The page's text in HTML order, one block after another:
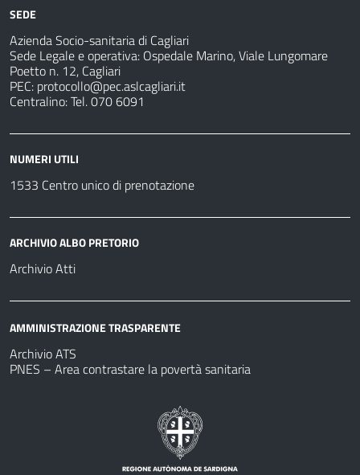
sanitarie
SEDE
Azienda Socio-sanitaria di Cagliari
Sede Legale e operativa: Ospedale Marino, Viale Lungomare
Poetto n. 12, Cagliari
PEC: protocollo@pec.aslcagliari.it
Centralino: Tel. 070 6091
NUMERI UTILI
1533 Centro unico di prenotazione
ARCHIVIO ALBO PRETORIO
Archivio Atti
AMMINISTRAZIONE TRASPARENTE
Archivio ATS
PNES – Area contrastare la povertà sanitaria